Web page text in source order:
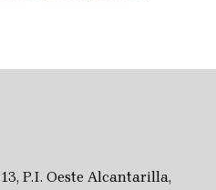
P.I. Oeste Alcantarilla,